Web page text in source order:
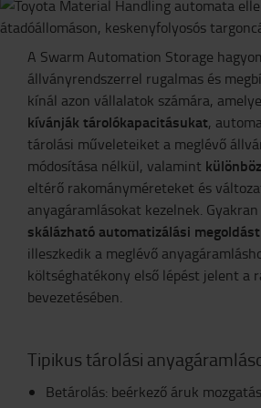
A Swarm Automation Storage
állványrendszerrel rugalmas és
kínál azon vállalatok számára,
kívánják tárolókapacitásukat,
tárolási műveleteiket a meglévő
módosítása nélkül, valamint
eltérő rakományméreteket és
anyagáramlásokat kezelnek.
skálázható automatizálási megoldást
illeszkedik a meglévő
költséghatékony első lépést jelent a
bevezetésében.
Tipikus tárolási
Betárolás: beérkező áruk